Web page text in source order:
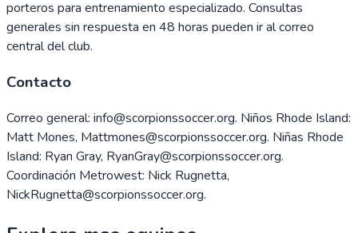
porteros para entrenamiento especializado. Consultas
generales sin respuesta en 48 horas pueden ir al correo
central del club.
Contacto
Correo general: info@scorpionssoccer.org. Niños Rhode Island:
Matt Mones, Mattmones@scorpionssoccer.org. Niñas Rhode
Island: Ryan Gray, RyanGray@scorpionssoccer.org.
Coordinación Metrowest: Nick Rugnetta,
NickRugnetta@scorpionssoccer.org.